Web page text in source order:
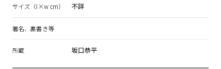
サイズ（I×w cm） 不詳
署名、裏書き等
所蔵 坂口恭平